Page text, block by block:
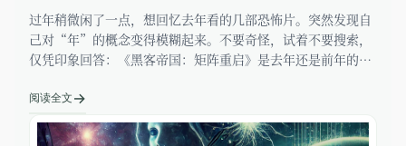
过年稍微闲了一点，想回忆去年看的几部恐怖片。突然发现自
己对“年”的概念变得模糊起来。不要奇怪，试着不要搜索，
仅凭印象回答：《黑客帝国：矩阵重启》是去年还是前年的，
大战》最近一部电影呢？我
阅读全文 →